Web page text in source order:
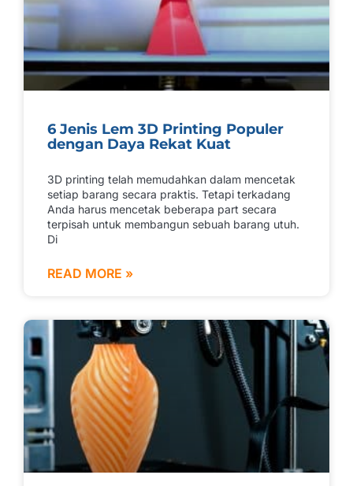
6 Jenis Lem 3D Printing Populer
dengan Daya Rekat Kuat
3D printing telah memudahkan dalam mencetak
setiap barang secara praktis. Tetapi terkadang
Anda harus mencetak beberapa part secara
terpisah untuk membangun sebuah barang utuh.
Di
READ MORE »